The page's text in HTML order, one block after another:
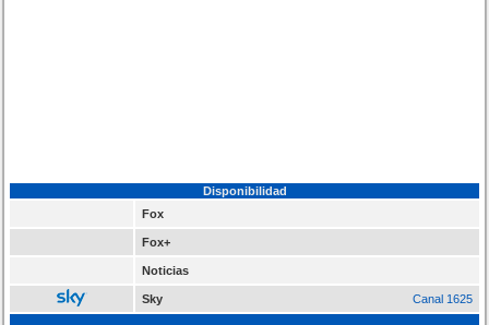
Disponibilidad
Fox
Fox+
Noticias
Sky Canal 1625